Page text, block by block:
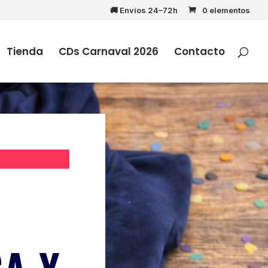
🚚 Envíos 24–72h 0 elementos
Tienda CDs Carnaval 2026 Contacto